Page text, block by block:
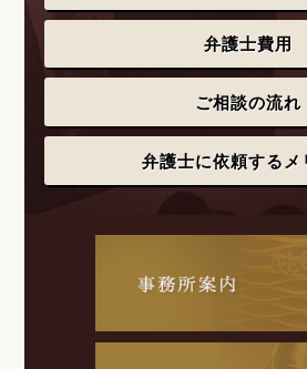
弁護士費用
ご相談の流れ
弁護士に依頼するメ